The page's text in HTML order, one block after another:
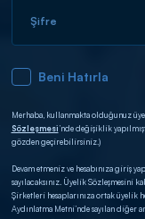
Şifre
Beni Hatırla
Merhaba, kullanmakta olduğunuz
Sözleşmesi’nde değişiklik
gözden geçirebilirsiniz.)
Devam etmeniz ve hesabınıza giriş
sayılacaksınız. Üyelik
Şirketleri hesaplarınıza ortak üyelik
Aydınlatma Metni’nde sayılan diğer